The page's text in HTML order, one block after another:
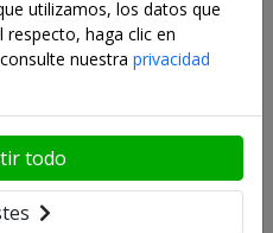
y lavable (higiene)
un diseño óptimo del
piso / carga máxima
flexibles y óptimas (en
todas las cualidades
retención Fermostock -
- Módulo B
utilizamos, los datos que
haga clic en
nuestra privacidad
todo